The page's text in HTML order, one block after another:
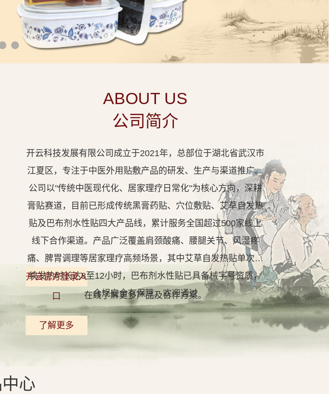
ABOUT US
公司简介
开云科技发展有限公司成立于2021年，总部位于湖北省武汉市
江夏区，专注于中医外用贴敷产品的研发、生产与渠道推广。
公司以"传统中医现代化、居家理疗日常化"为核心方向，深耕
膏贴赛道，目前已形成传统黑膏药贴、穴位敷贴、艾草自发热
贴及巴布剂水性贴四大产品线，累计服务全国超过500家线上
线下合作渠道。产品广泛覆盖肩颈酸痛、腰腿关节、风湿疼
痛、脾胃调理等居家理疗高频场景，其中艾草自发热贴单次持
续发热时长达8至12小时，巴布剂水性贴已具备械字号资质，
合规安全有保障。欢迎通过
开云官方登录入
口
在线了解更多产品及合作方案。
了解更多
心